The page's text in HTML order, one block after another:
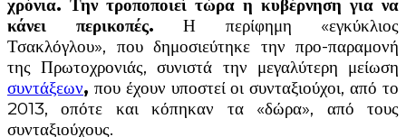
χρόνια. Την τροποποιεί τώρα η κυβέρνηση για να
κάνει περικοπές. Η περίφημη «εγκύκλιος
Τσακλόγλου», που δημοσιεύτηκε την προ-παραμονή
της Πρωτοχρονιάς, συνιστά την μεγαλύτερη μείωση
συντάξεων, που έχουν υποστεί οι συνταξιούχοι, από το
2013, οπότε και κόπηκαν τα «δώρα», από τους
συνταξιούχους.